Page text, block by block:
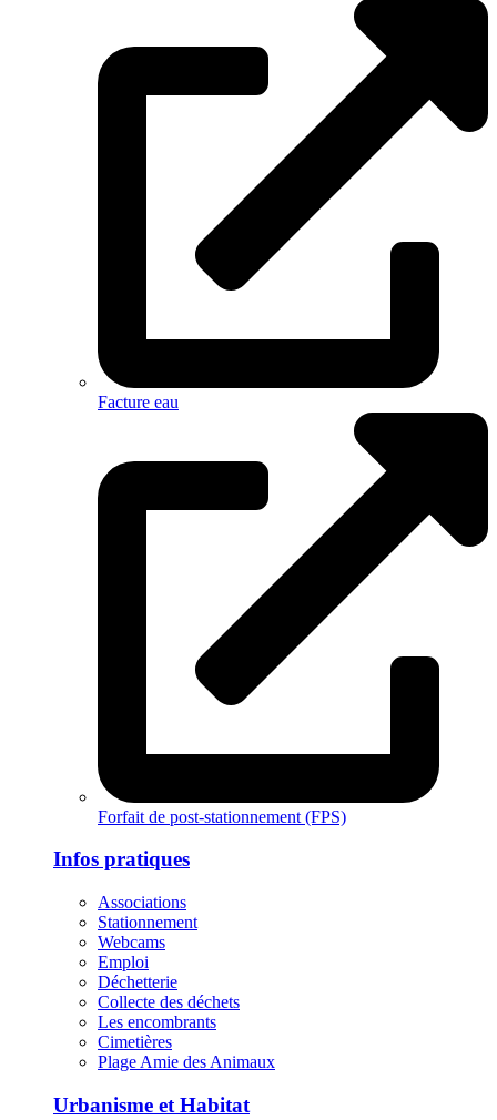
Facture eau
Forfait de post-stationnement (FPS)
Infos pratiques
Associations
Stationnement
Webcams
Emploi
Déchetterie
Collecte des déchets
Les encombrants
Cimetières
Plage Amie des Animaux
Urbanisme et Habitat